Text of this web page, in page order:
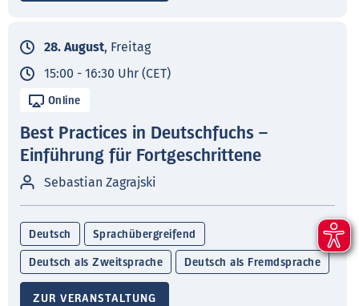
28. August, Freitag
15:00 - 16:30 Uhr (CET)
Online
Best Practices in Deutschfuchs –
Einführung für Fortgeschrittene
Sebastian Zagrajski
Deutsch Sprachübergreifend
Deutsch als Zweitsprache Deutsch als Fremdsprache
ZUR VERANSTALTUNG